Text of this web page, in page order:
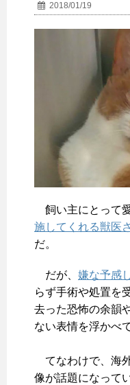
2018/01/19
飼い主にとって
施してくれる獣医
だ。
だが、 嫌な予感
らず手術や処置を
去った恐怖の余韻
ない表情を浮かべ
てなわけで、海
像が話題になって